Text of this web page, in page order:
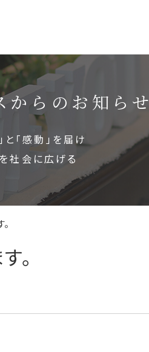
からの お知らせ
と「感動」を届け
社会に広げる
す。